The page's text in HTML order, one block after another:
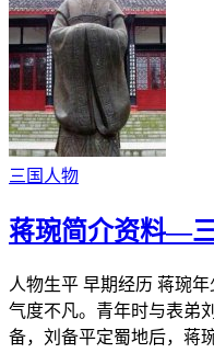
三国人物
蒋琬简介资料—
人物生平 早期经历 蒋琬
气度不凡。青年时与表弟
备，刘备平定蜀地后，蒋